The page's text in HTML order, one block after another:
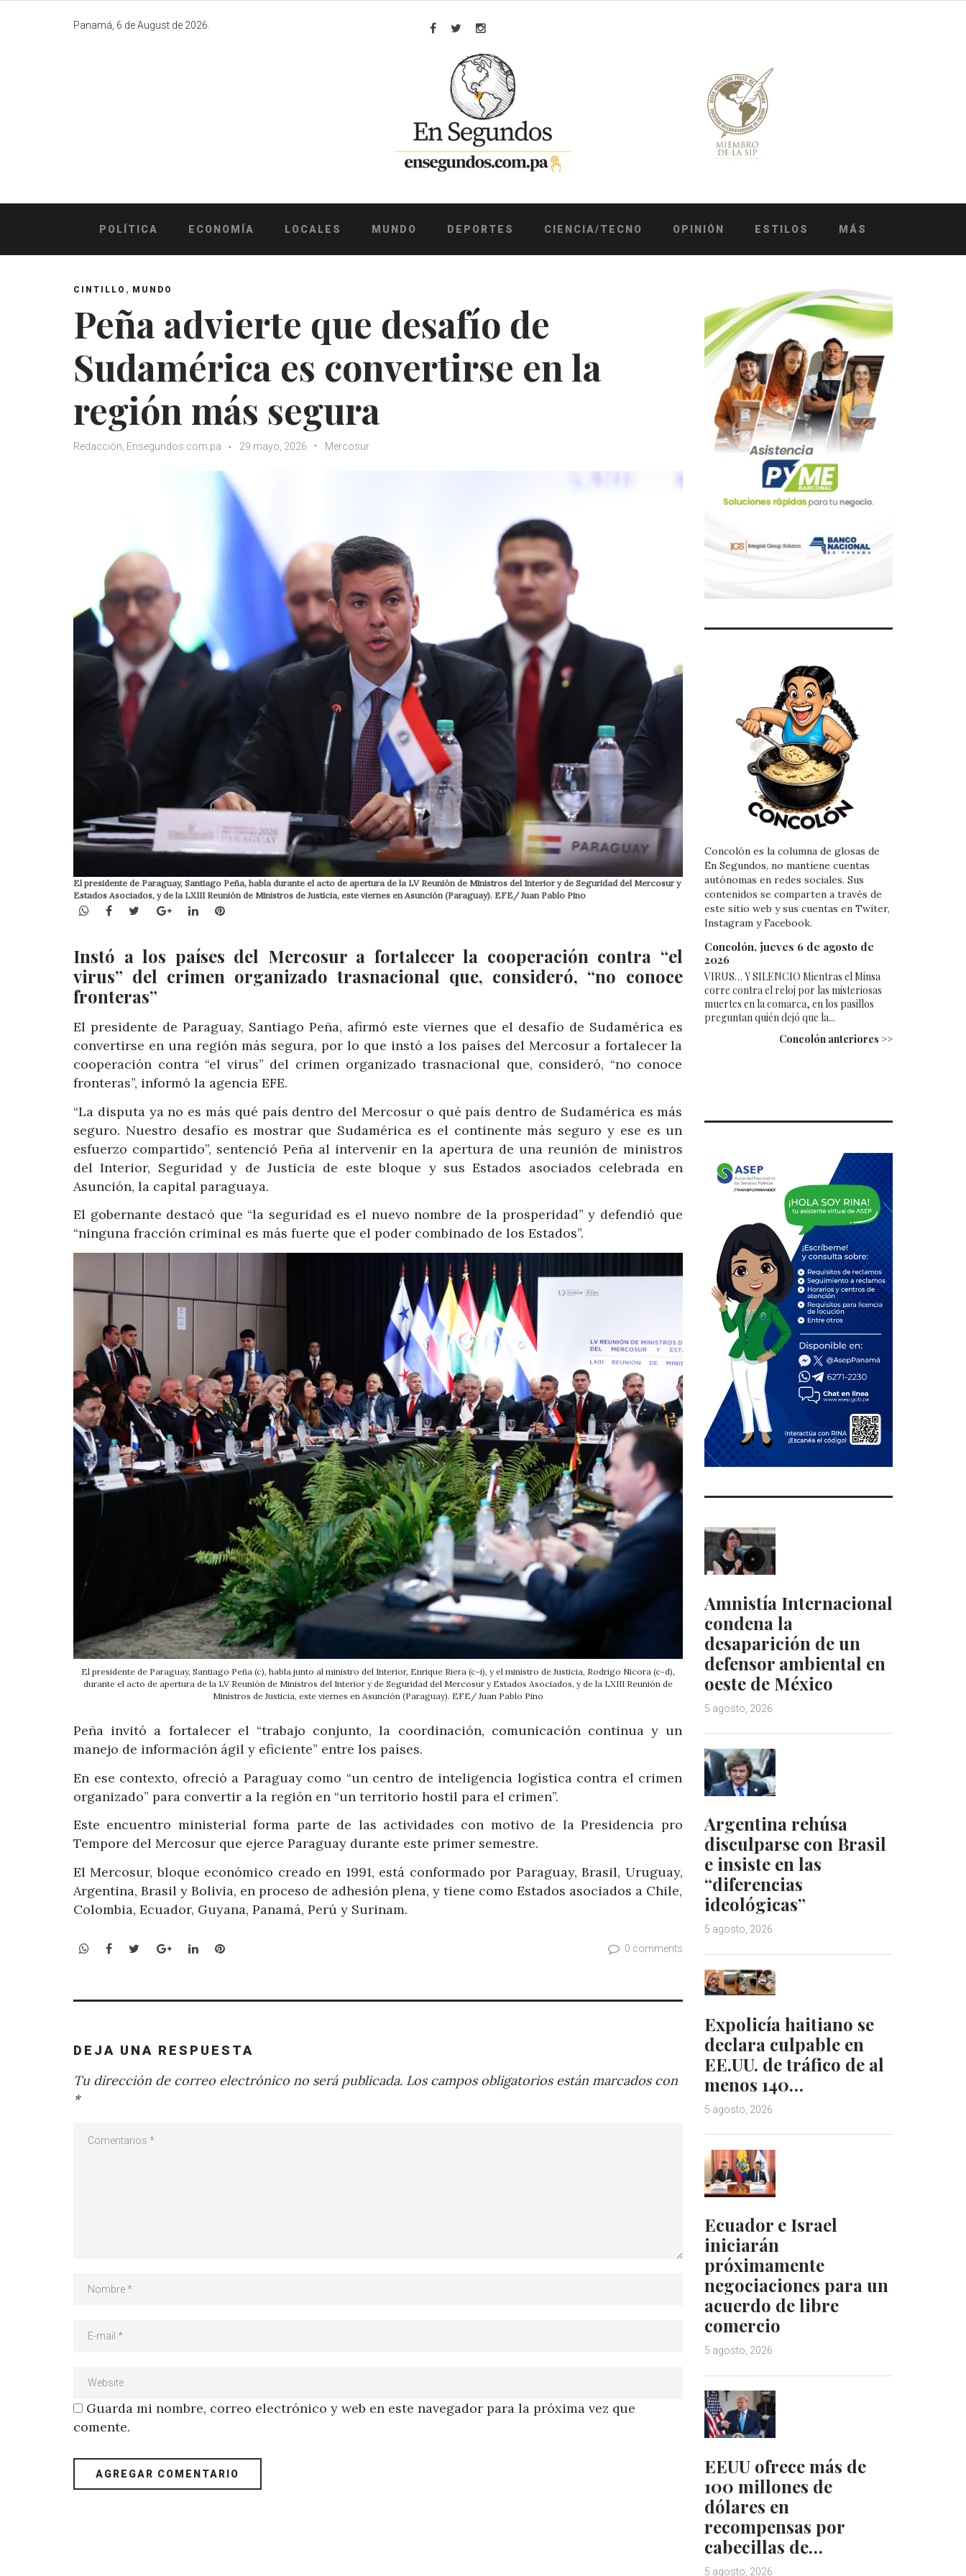
Panamá, 6 de August de 2026.
Facebook
TwitterInstagram
POLÍTICA ECONOMÍA LOCALES MUNDO DEPORTES CIENCIA/TECNO OPINIÓN ESTILOS MÁS
CINTILLO , MUNDO
Peña advierte que desafío de
Sudamérica es convertirse en la
región más segura
Redacción, Ensegundos.com.pa 29 mayo, 2026 Mercosur
El presidente de Paraguay, Santiago Peña, habla durante el acto de apertura de la LV Reunión de Ministros del Interior y de Seguridad del Mercosur y
Estados Asociados, y de la LXIII Reunión de Ministros de Justicia, este viernes en Asunción (Paraguay). EFE/ Juan Pablo Pino
WhatsApp
Facebook
TwitterGoogle+LinkedInPinterest
Instó a los países del Mercosur a fortalecer la cooperación contra “el
virus” del crimen organizado trasnacional que, consideró, “no conoce
fronteras”
El presidente de Paraguay, Santiago Peña, afirmó este viernes que el desafío de Sudamérica es
convertirse en una región más segura, por lo que instó a los países del Mercosur a fortalecer la
cooperación contra “el virus” del crimen organizado trasnacional que, consideró, “no conoce
fronteras”, informó la agencia EFE.
“La disputa ya no es más qué país dentro del Mercosur o qué país dentro de Sudamérica es más
seguro. Nuestro desafío es mostrar que Sudamérica es el continente más seguro y ese es un
esfuerzo compartido”, sentenció Peña al intervenir en la apertura de una reunión de ministros
del Interior, Seguridad y de Justicia de este bloque y sus Estados asociados celebrada en
Asunción, la capital paraguaya.
El gobernante destacó que “la seguridad es el nuevo nombre de la prosperidad” y defendió que
“ninguna fracción criminal es más fuerte que el poder combinado de los Estados”.
El presidente de Paraguay, Santiago Peña (c), habla junto al ministro del Interior, Enrique Riera (c-i), y el ministro de Justicia, Rodrigo Nicora (c-d),
durante el acto de apertura de la LV Reunión de Ministros del Interior y de Seguridad del Mercosur y Estados Asociados, y de la LXIII Reunión de
Ministros de Justicia, este viernes en Asunción (Paraguay). EFE/ Juan Pablo Pino
Peña invitó a fortalecer el “trabajo conjunto, la coordinación, comunicación continua y un
manejo de información ágil y eficiente” entre los países.
En ese contexto, ofreció a Paraguay como “un centro de inteligencia logística contra el crimen
organizado” para convertir a la región en “un territorio hostil para el crimen”.
Este encuentro ministerial forma parte de las actividades con motivo de la Presidencia pro
Tempore del Mercosur que ejerce Paraguay durante este primer semestre.
El Mercosur, bloque económico creado en 1991, está conformado por Paraguay, Brasil, Uruguay,
Argentina, Brasil y Bolivia, en proceso de adhesión plena, y tiene como Estados asociados a Chile,
Colombia, Ecuador, Guyana, Panamá, Perú y Surinam.
WhatsApp
Facebook
TwitterGoogle+LinkedInPinterest 0 comments
DEJA UNA RESPUESTA
Tu dirección de correo electrónico no será publicada. Los campos obligatorios están marcados con
*
Guarda mi nombre, correo electrónico y web en este navegador para la próxima vez que
comente.
Concolón es la columna de glosas de
En Segundos, no mantiene cuentas
autónomas en redes sociales. Sus
contenidos se comparten a través de
este sitio web y sus cuentas en Twiter,
Instagram y Facebook.
Concolón, jueves 6 de agosto de
2026
VIRUS… Y SILENCIO Mientras el Minsa
corre contra el reloj por las misteriosas
muertes en la comarca, en los pasillos
preguntan quién dejó que la...
Concolón anteriores >>
Amnistía Internacional
condena la
desaparición de un
defensor ambiental en
oeste de México
5 agosto, 2026
Argentina rehúsa
disculparse con Brasil
e insiste en las
“diferencias
ideológicas”
5 agosto, 2026
Expolicía haitiano se
declara culpable en
EE.UU. de tráfico de al
menos 140…
5 agosto, 2026
Ecuador e Israel
iniciarán
próximamente
negociaciones para un
acuerdo de libre
comercio
5 agosto, 2026
EEUU ofrece más de
100 millones de
dólares en
recompensas por
cabecillas de…
5 agosto, 2026